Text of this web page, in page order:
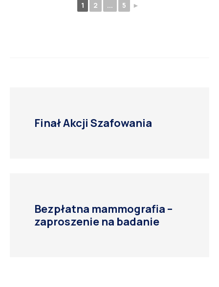
1 2 ... 5 ►
Finał Akcji Szafowania
Bezpłatna mammografia –
zaproszenie na badanie